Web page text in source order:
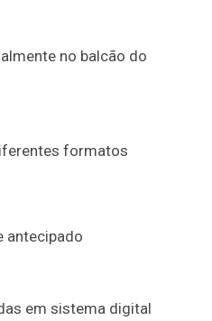
no balcão do
formatos
antecipado
em sistema digital